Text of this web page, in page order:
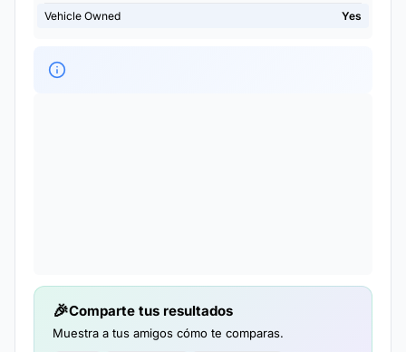
Vehicle Owned
Yes
Comparte tus resultados
Muestra a tus amigos cómo te comparas.